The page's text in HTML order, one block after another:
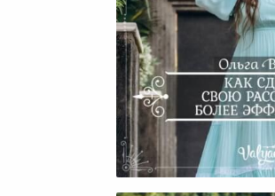
Как Сделать
Более